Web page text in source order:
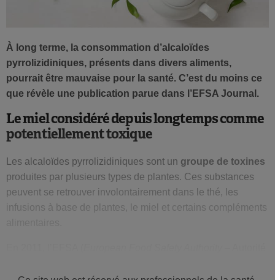
À long terme, la consommation d’alcaloïdes
pyrrolizidiniques, présents dans divers aliments,
pourrait être mauvaise pour la santé. C’est du moins ce
que révèle une publication parue dans l’EFSA Journal.
Le miel considéré depuis longtemps comme
potentiellement toxique
Les alcaloïdes pyrrolizidiniques sont un groupe de toxines
produites par plusieurs types de plantes. Ces substances
peuvent se retrouver involontairement dans le thé, les
infusions à base de plantes, le miel et certains compléments